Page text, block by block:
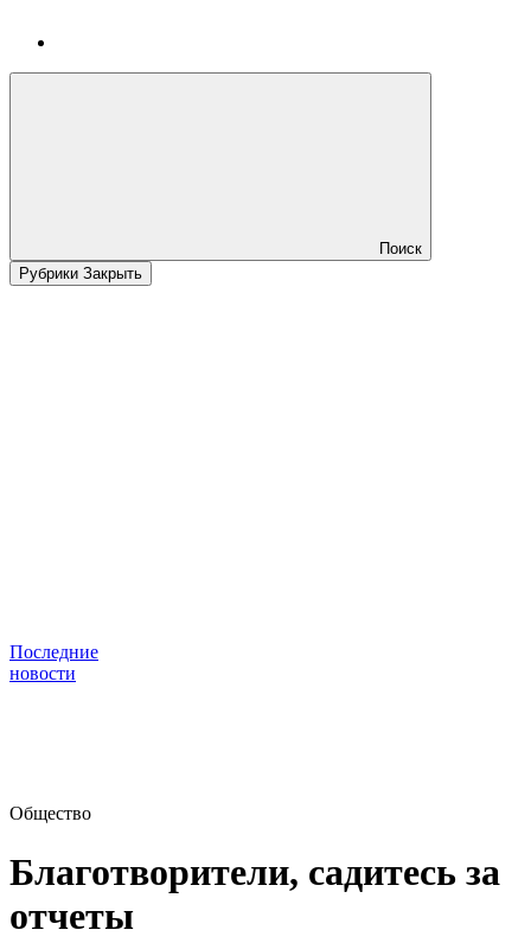
Поиск
Рубрики Закрыть
Последние
новости
Общество
Благотворители, садитесь за
отчеты